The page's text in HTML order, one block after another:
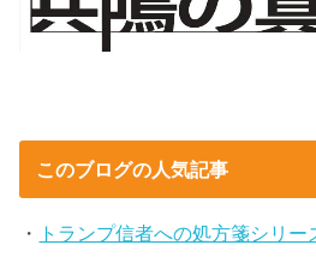
このブログの人気記事
・ トランプ信者への処方箋シリ